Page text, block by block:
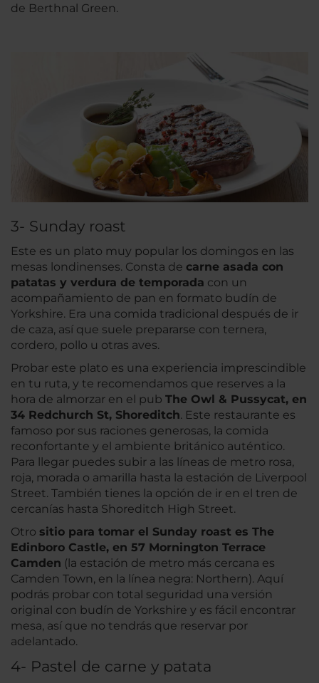
de Berthnal Green.
3- Sunday roast
Este es un plato muy popular los domingos en las
mesas londinenses. Consta de carne asada con
patatas y verdura de temporada con un
acompañamiento de pan en formato budín de
Yorkshire. Era una comida tradicional después de ir
de caza, así que suele prepararse con ternera,
cordero, pollo u otras aves.
Probar este plato es una experiencia imprescindible
en tu ruta, y te recomendamos que reserves a la
hora de almorzar en el pub The Owl & Pussycat, en
34 Redchurch St, Shoreditch. Este restaurante es
famoso por sus raciones generosas, la comida
reconfortante y el ambiente británico auténtico.
Para llegar puedes subir a las líneas de metro rosa,
roja, morada o amarilla hasta la estación de Liverpool
Street. También tienes la opción de ir en el tren de
cercanías hasta Shoreditch High Street.
Otro sitio para tomar el Sunday roast es The
Edinboro Castle, en 57 Mornington Terrace
Camden (la estación de metro más cercana es
Camden Town, en la línea negra: Northern). Aquí
podrás probar con total seguridad una versión
original con budín de Yorkshire y es fácil encontrar
mesa, así que no tendrás que reservar por
adelantado.
4- Pastel de carne y patata